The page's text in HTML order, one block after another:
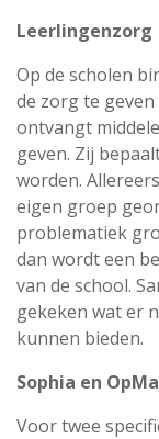
Leerlingenzorg
Op de scholen
de zorg te
ontvangt
geven. Zij
worden.
eigen groep
problematiek
dan wordt een
van de school.
gekeken wat er
kunnen bieden.
Sophia en
Voor twee